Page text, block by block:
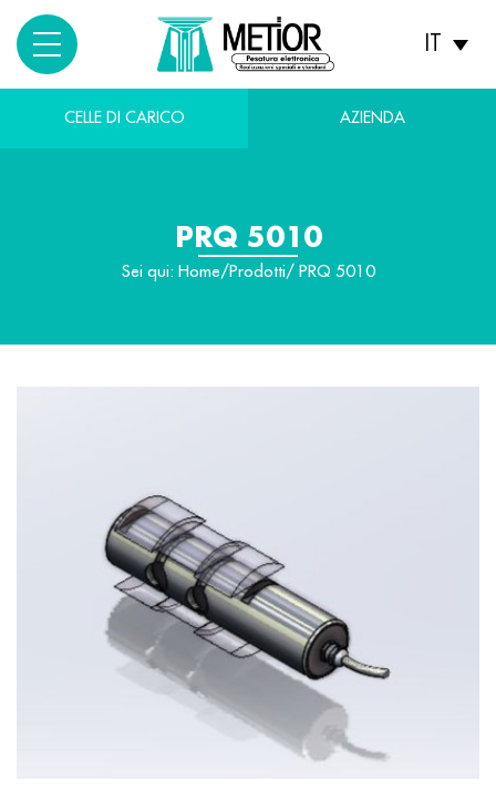
CELLE DI CARICO AZIENDA
PRQ 5010
Sei qui: Home/ Prodotti/ PRQ 5010